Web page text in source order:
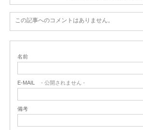
この記事へのコメントはありません。
名前
E-MAIL - 公開されません -
備考